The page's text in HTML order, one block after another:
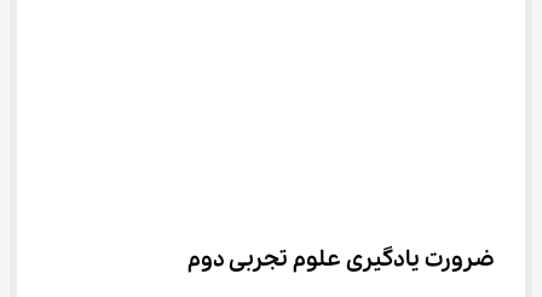
ضرورت یادگیری علوم تجربی دوم